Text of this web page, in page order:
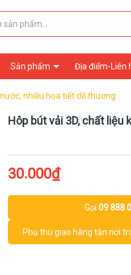
Sản phẩm Địa điểm-Liên
nhiều họa tiết dễ thương
Hôp bút vải 3D, chất liệu
30.000₫
Gọi09 888
Phụ thu giao hàng tận nơi